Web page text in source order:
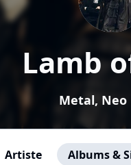
Lamb
Metal,
Artiste Albums &